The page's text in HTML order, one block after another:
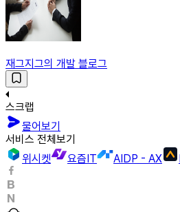
재그지그의 개발 블로그
스크랩
물어보기
서비스 전체보기
위시켓
요즘IT AIDP - AX